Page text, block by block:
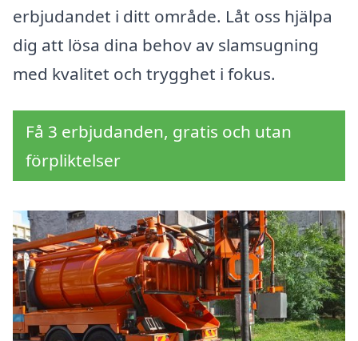
erbjudandet i ditt område. Låt oss hjälpa
dig att lösa dina behov av slamsugning
med kvalitet och trygghet i fokus.
Få 3 erbjudanden, gratis och utan
förpliktelser